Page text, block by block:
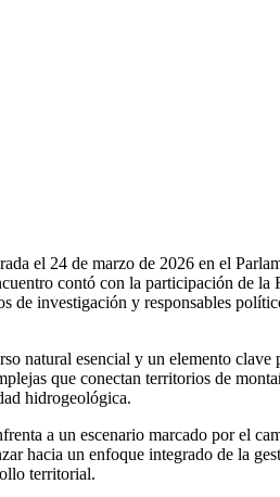
el 24 de marzo de 2026 en el
contó con la participación de
de investigación y responsables
natural esencial y un elemento
que conectan territorios de
hidrogeológica.
a un escenario marcado por el
hacia un enfoque integrado de la
territorial.